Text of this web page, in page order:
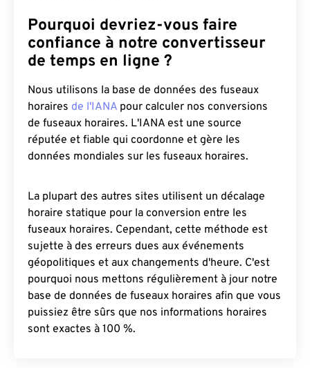
Pourquoi devriez-vous faire
confiance à notre convertisseur
de temps en ligne ?
Nous utilisons la base de données des fuseaux
horaires de l'IANA pour calculer nos conversions
de fuseaux horaires. L'IANA est une source
réputée et fiable qui coordonne et gère les
données mondiales sur les fuseaux horaires.
La plupart des autres sites utilisent un décalage
horaire statique pour la conversion entre les
fuseaux horaires. Cependant, cette méthode est
sujette à des erreurs dues aux événements
géopolitiques et aux changements d'heure. C'est
pourquoi nous mettons régulièrement à jour notre
base de données de fuseaux horaires afin que vous
puissiez être sûrs que nos informations horaires
sont exactes à 100 %.